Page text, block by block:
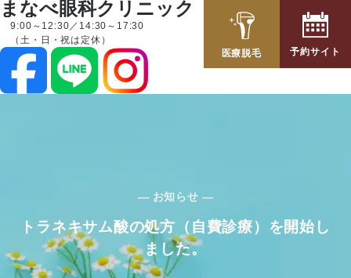
まなべ眼科クリニック
医療脱毛 予約サイト
9:00～12:30／14:30～17:30
（土・日・祝は定休）
— お知らせ —
トラネキサム酸の処方（自費診療）を開始し
ました。